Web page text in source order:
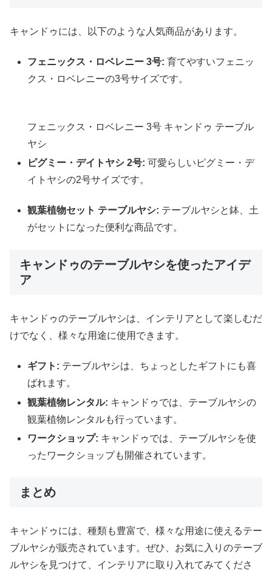
キャンドゥには、以下のような人気商品があります。
フェニックス・ロベレニー 3号: 育てやすいフェニッ
クス・ロベレニーの3号サイズです。
フェニックス・ロベレニー 3号 キャンドゥ テーブル
ヤシ
ピグミー・デイトヤシ 2号: 可愛らしいピグミー・デ
イトヤシの2号サイズです。
観葉植物セット テーブルヤシ: テーブルヤシと鉢、土
がセットになった便利な商品です。
キャンドゥのテーブルヤシを使ったアイデ
ア
キャンドゥのテーブルヤシは、インテリアとして楽しむだ
けでなく、様々な用途に使用できます。
ギフト: テーブルヤシは、ちょっとしたギフトにも喜
ばれます。
観葉植物レンタル: キャンドゥでは、テーブルヤシの
観葉植物レンタルも行っています。
ワークショップ: キャンドゥでは、テーブルヤシを使
ったワークショップも開催されています。
まとめ
キャンドゥには、種類も豊富で、様々な用途に使えるテー
ブルヤシが販売されています。ぜひ、お気に入りのテーブ
ルヤシを見つけて、インテリアに取り入れてみてくださ